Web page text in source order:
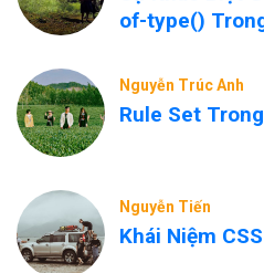
of-type()
Nguyễn Trúc Anh
Rule Set
Nguyễn Tiến
Khái Niệm